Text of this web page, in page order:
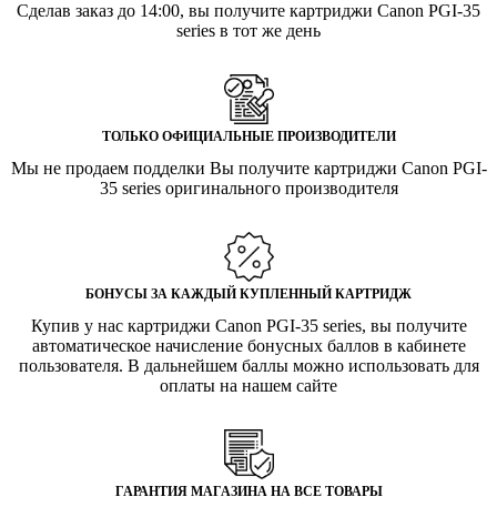
Сделав заказ до 14:00, вы получите картриджи Canon PGI-35
series в тот же день
ТОЛЬКО ОФИЦИАЛЬНЫЕ ПРОИЗВОДИТЕЛИ
Мы не продаем подделки Вы получите картриджи Canon PGI-
35 series оригинального производителя
БОНУСЫ ЗА КАЖДЫЙ КУПЛЕННЫЙ КАРТРИДЖ
Купив у нас картриджи Canon PGI-35 series, вы получите
автоматическое начисление бонусных баллов в кабинете
пользователя. В дальнейшем баллы можно использовать для
оплаты на нашем сайте
ГАРАНТИЯ МАГАЗИНА НА ВСЕ ТОВАРЫ